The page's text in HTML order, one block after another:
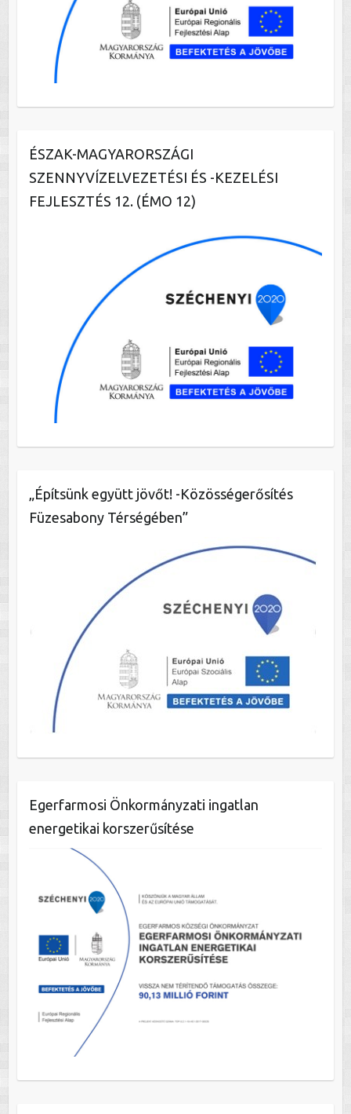
ÉSZAK-MAGYARORSZÁGI
SZENNYVÍZELVEZETÉSI ÉS -KEZELÉSI
FEJLESZTÉS 12. (ÉMO 12)
„Építsünk együtt jövőt! -Közösségerősítés
Füzesabony Térségében”
Egerfarmosi Önkormányzati ingatlan
energetikai korszerűsítése